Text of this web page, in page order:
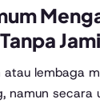
lembaga
namun secara